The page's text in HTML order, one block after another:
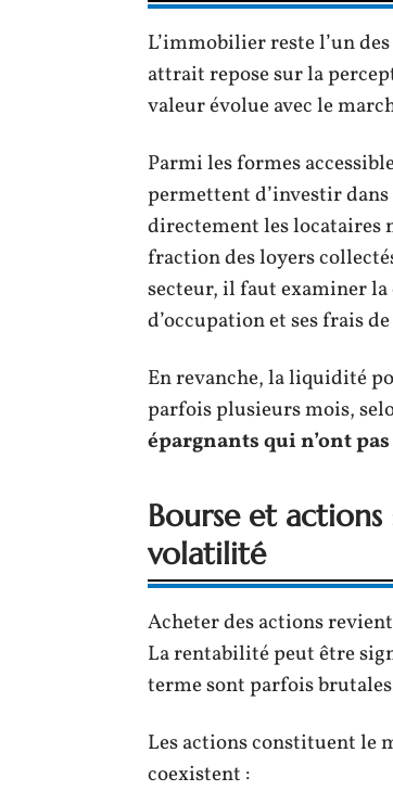
L’immobilier reste l’un
attrait repose sur la
valeur évolue avec le
Parmi les formes
permettent d’investir
directement les locataires
fraction des loyers
secteur, il faut examiner
d’occupation et ses frais
En revanche, la liquidité
parfois plusieurs mois,
épargnants qui n’ont
Bourse et
volatilité
Acheter des actions
La rentabilité peut être
terme sont parfois
Les actions constituent le
coexistent :